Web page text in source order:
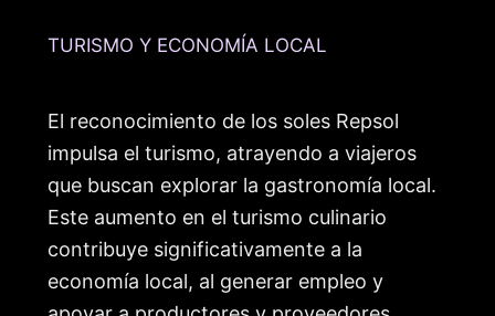
TURISMO Y ECONOMÍA LOCAL
El reconocimiento de los soles Repsol
impulsa el turismo, atrayendo a viajeros
que buscan explorar la gastronomía local.
Este aumento en el turismo culinario
contribuye significativamente a la
economía local, al generar empleo y